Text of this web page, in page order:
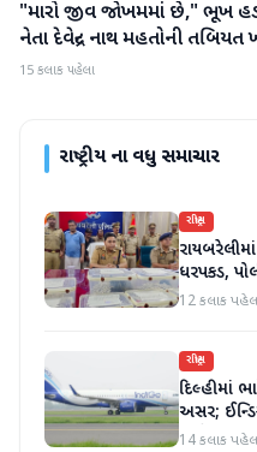
રાષ્ટ્રીય
"મારો જીવ જોખમમાં છે," ભૂખ
નેતા દેવેન્દ્ર નાથ મહતોની તબિયત
15 કલાક પહેલા
રાષ્ટ્રીયના વધુ સમાચાર
રાષ્ટ્રીય
ધરપકડ,
કર્યા
12 કલાક
રાષ્ટ્રીય
દિલ્હીમાં
અસર;
જાહેર કરી
14 કલાક